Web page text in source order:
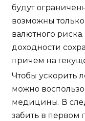
будут
возможны
валютного
доходности
причем на
Чтобы ускорить
можно
медицины. В
забить в первом